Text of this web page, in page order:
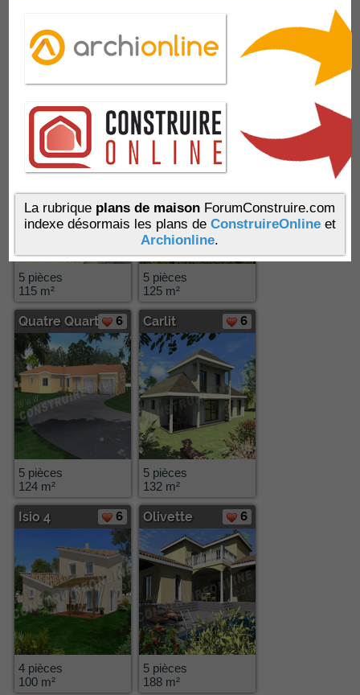
3 pièces
5 pièces
Caroux 7
5 pièces
115 m²
Vecchio
5 pièces
125 m²
Quatre Quart 6
5 pièces
124 m²
Carlit 6
5 pièces
132 m²
Isio 4 6
4 pièces
100 m²
Olivette 6
5 pièces
188 m²
La rubrique plans de maison ForumConstruire.com
indexe désormais les plans de ConstruireOnline et
Archionline.